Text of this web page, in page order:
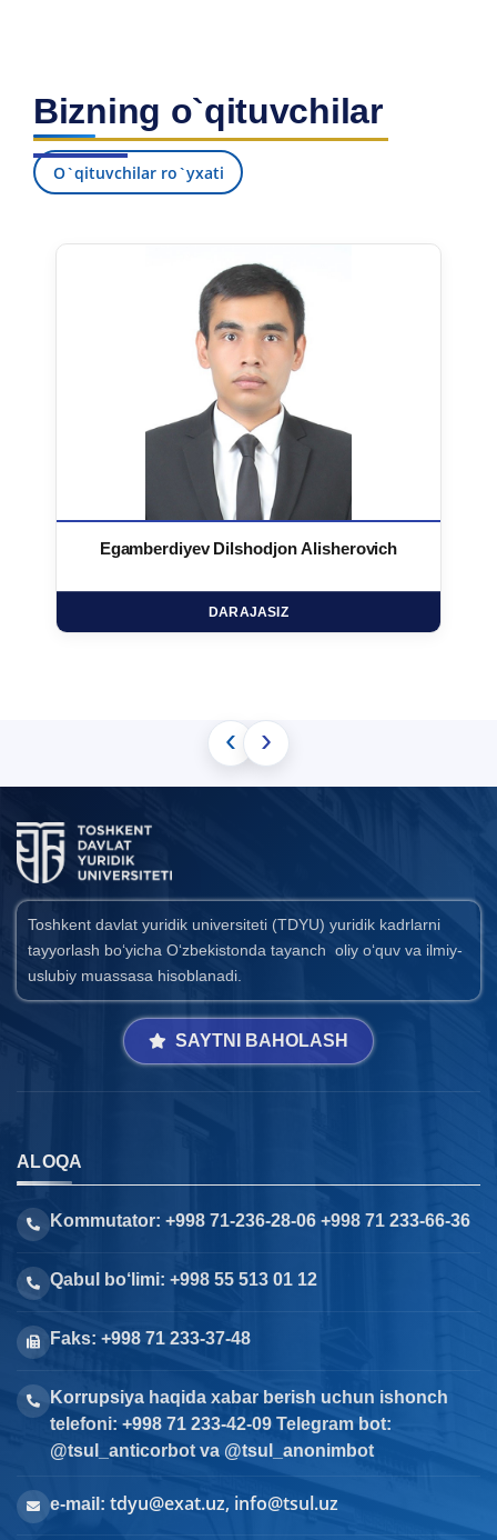
Bizning o`qituvchilar
O`qituvchilar ro`yxati
Egamberdiyev Dilshodjon Alisherovich
DARAJASIZ
‹ ›
Toshkent davlat yuridik universiteti (TDYU) yuridik kadrlarni
tayyorlash bo‘yicha O‘zbekistonda tayanch oliy o‘quv va ilmiy-
uslubiy muassasa hisoblanadi.
SAYTNI BAHOLASH
ALOQA
Kommutator: +998 71-236-28-06 +998 71 233-66-36
Qabul bo‘limi: +998 55 513 01 12
Faks: +998 71 233-37-48
Korrupsiya haqida xabar berish uchun ishonch
telefoni: +998 71 233-42-09 Telegram bot:
@tsul_anticorbot va @tsul_anonimbot
e-mail: tdyu@exat.uz, info@tsul.uz